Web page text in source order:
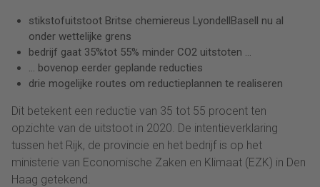
stikstofuitstoot Britse chemiereus LyondellBasell nu al
onder wettelijke grens
bedrijf gaat 35%tot 55% minder CO2 uitstoten …
… bovenop eerder geplande reducties
drie mogelijke routes om reductieplannen te realiseren
Dit betekent een reductie van 35 tot 55 procent ten
opzichte van de uitstoot in 2020. De intentieverklaring
tussen het Rijk, de provincie en het bedrijf is op het
ministerie van Economische Zaken en Klimaat (EZK) in Den
Haag getekend.